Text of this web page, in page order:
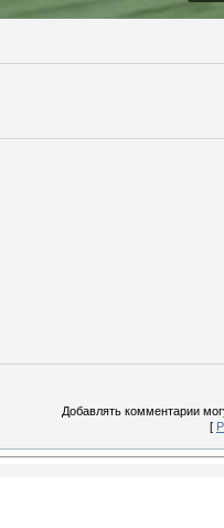
Добавлять комментарии
[